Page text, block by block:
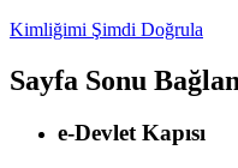
Kimliğimi Şimdi Doğrula
Sayfa Sonu
e-Devlet Kapısı